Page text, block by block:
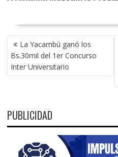
NAVEGACIÓN
DE
ENTRADAS
La Yacambú ganó los
Bs.30mil del 1er Concurso
Inter Universitario
PUBLICIDAD